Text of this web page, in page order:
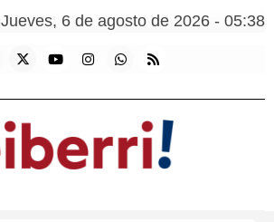
Jueves, 6 de agosto de 2026 - 05:38